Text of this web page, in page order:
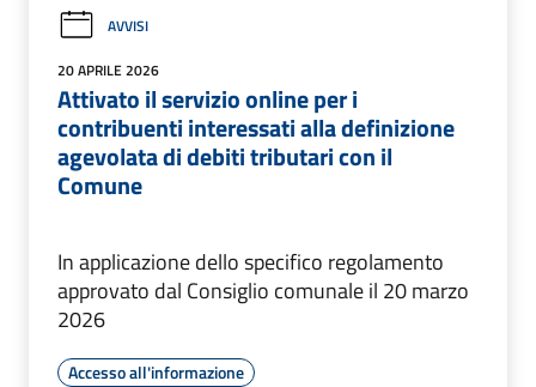
AVVISI
20 APRILE 2026
Attivato il servizio online per i
contribuenti interessati alla definizione
agevolata di debiti tributari con il
Comune
In applicazione dello specifico regolamento
approvato dal Consiglio comunale il 20 marzo
2026
Accesso all'informazione